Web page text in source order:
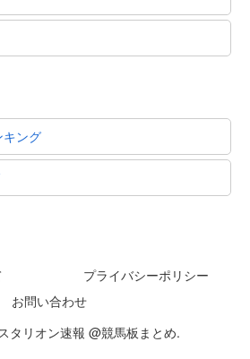
キング
プライバシーポリシー
お問い合わせ
タリオン速報 @競馬板まとめ.